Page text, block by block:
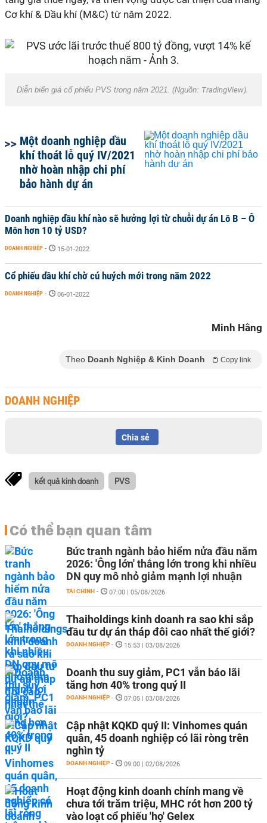
Cơ khí & Dầu khí (M&C) từ năm 2022.
Diễn biến giá cổ phiếu PVS trong năm 2021. (Nguồn: TradingView).
Một doanh nghiệp dầu
khí thoát lỗ quý IV/2021
nhờ hoàn nhập chi phí
bảo hành dự án
Doanh nghiệp dầu khí nào sẽ hưởng lợi từ chuỗi dự án Lô B – Ô
Môn hơn 10 tỷ USD?
DOANH NGHIỆP - 15-01-2022
Cổ phiếu dầu khí chờ cú huých mới trong năm 2022
DOANH NGHIỆP - 06-01-2022
Minh Hằng
Theo Doanh Nghiệp & Kinh Doanh Copy link
DOANH NGHIỆP
Chia sẻ
kết quả kinh doanh PVS
Có thể bạn quan tâm
Bức tranh ngành bảo hiểm nửa đầu năm
2026: 'Ông lớn' thắng lớn trong khi nhiều
DN quy mô nhỏ giảm mạnh lợi nhuận
TÀI CHÍNH - 07:00 | 05/08/2026
Thaiholdings kinh doanh ra sao khi sắp
đầu tư dự án tháp đôi cao nhất thế giới?
DOANH NGHIỆP - 15:53 | 03/08/2026
Doanh thu suy giảm, PC1 vẫn báo lãi
tăng hơn 40% trong quý II
DOANH NGHIỆP - 07:05 | 03/08/2026
Cập nhật KQKD quý II: Vinhomes quán
quân, 45 doanh nghiệp có lãi ròng trên
nghìn tỷ
DOANH NGHIỆP - 09:00 | 02/08/2026
Hoạt động kinh doanh chính mang về
chưa tới trăm triệu, MHC rót hơn 200 tỷ
vào loạt cổ phiếu 'họ' Gelex